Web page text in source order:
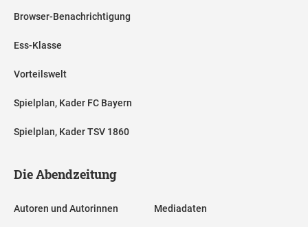
Browser-Benachrichtigung
Ess-Klasse
Vorteilswelt
Spielplan, Kader FC Bayern
Spielplan, Kader TSV 1860
Die Abendzeitung
Autoren und Autorinnen Mediadaten